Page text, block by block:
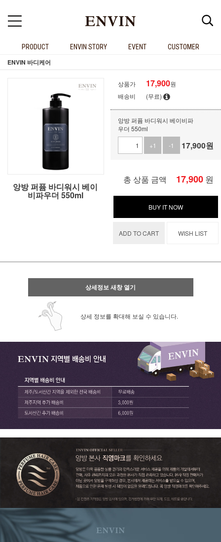
PRODUCT ENVIN STORY EVENT CUSTOMER
ENVIN 바디케어
앙방 퍼퓸 바디워시 베이
비파우더 550ml
상품가 17,900원
배송비
(무료)
앙방 퍼퓸 바디워시 베이비파
우더 550ml
+1
-1 17,900원
총 상품 금액 17,900 원
BUY IT NOW
ADD TO CART WISH LIST
상세정보 새창 열기
상세 정보를 확대해 보실 수 있습니다.